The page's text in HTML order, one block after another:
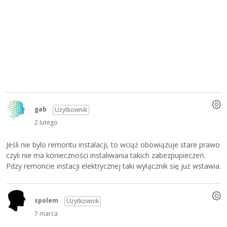
gab
Użytkownik
2 lutego
Jeśli nie bylo remontu instalacji, to wciąż obowiązuje stare prawo
czyli nie ma konieczności instaliwania takich zabezpupieczeń.
Pdzy remoncie instacji elektrycznej taki wyłącznik się już wstawia.
spolem
Użytkownik
7 marca